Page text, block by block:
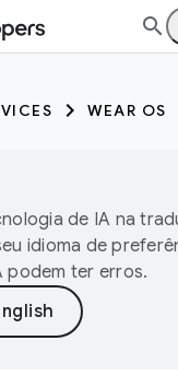
WEAR OS
de IA na
idioma de
podem ter erros.